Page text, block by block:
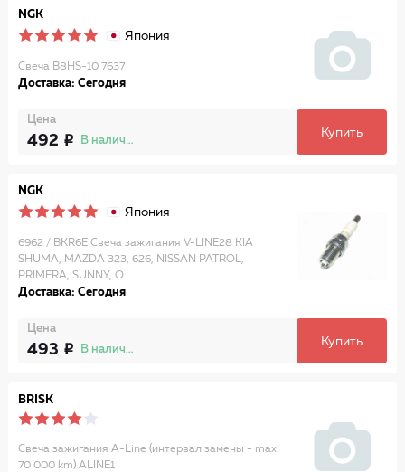
NGK
Япония
Свеча B8HS-10 7637
Доставка: Сегодня
Цена
492 В наличии
Купить
NGK
Япония
6962 / BKR6E Свеча зажигания V-LINE28 KIA
SHUMA, MAZDA 323, 626, NISSAN PATROL,
PRIMERA, SUNNY, O
Доставка: Сегодня
Цена
493 В наличии
Купить
BRISK
Свеча зажигания A-Line (интервал замены - max.
70 000 km) ALINE1